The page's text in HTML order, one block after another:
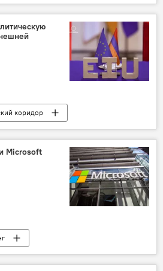
премьер-министр
коридор
отношения
Microsoft